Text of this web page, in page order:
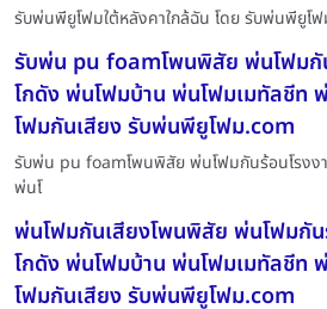
รับพ่นพียูโฟมใต้หลังคาใกล้ฉัน โดย รับพ่นพียูโ
รับพ่น pu foamโพนพิสัย พ่นโฟมกั
โกดัง พ่นโฟมบ้าน พ่นโฟมเมทัลชีท
โฟมกันเสียง รับพ่นพียูโฟม.com
รับพ่น pu foamโพนพิสัย พ่นโฟมกันร้อนโรงง
พ่นโ
พ่นโฟมกันเสียงโพนพิสัย พ่นโฟมกัน
โกดัง พ่นโฟมบ้าน พ่นโฟมเมทัลชีท
โฟมกันเสียง รับพ่นพียูโฟม.com